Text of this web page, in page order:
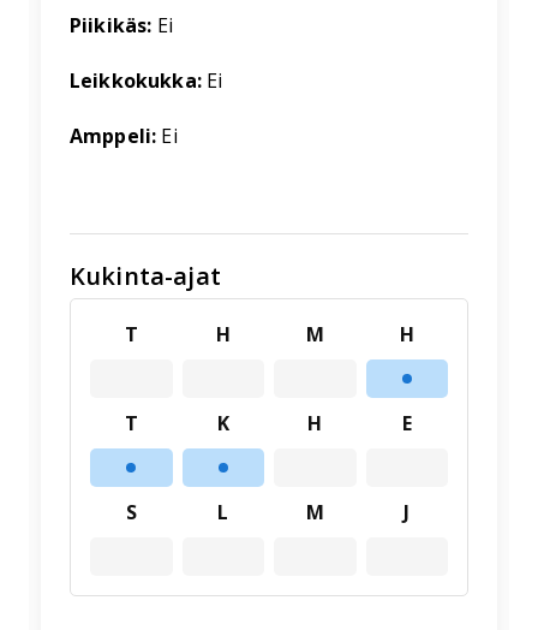
Piikikäs: Ei
Leikkokukka: Ei
Amppeli: Ei
Kukinta-ajat
T H M H
T K H E
S L M J